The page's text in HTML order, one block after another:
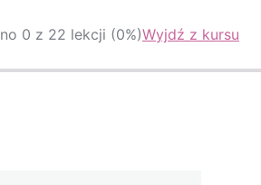
0 z 22 lekcji (0%)Wyjdź z kursu